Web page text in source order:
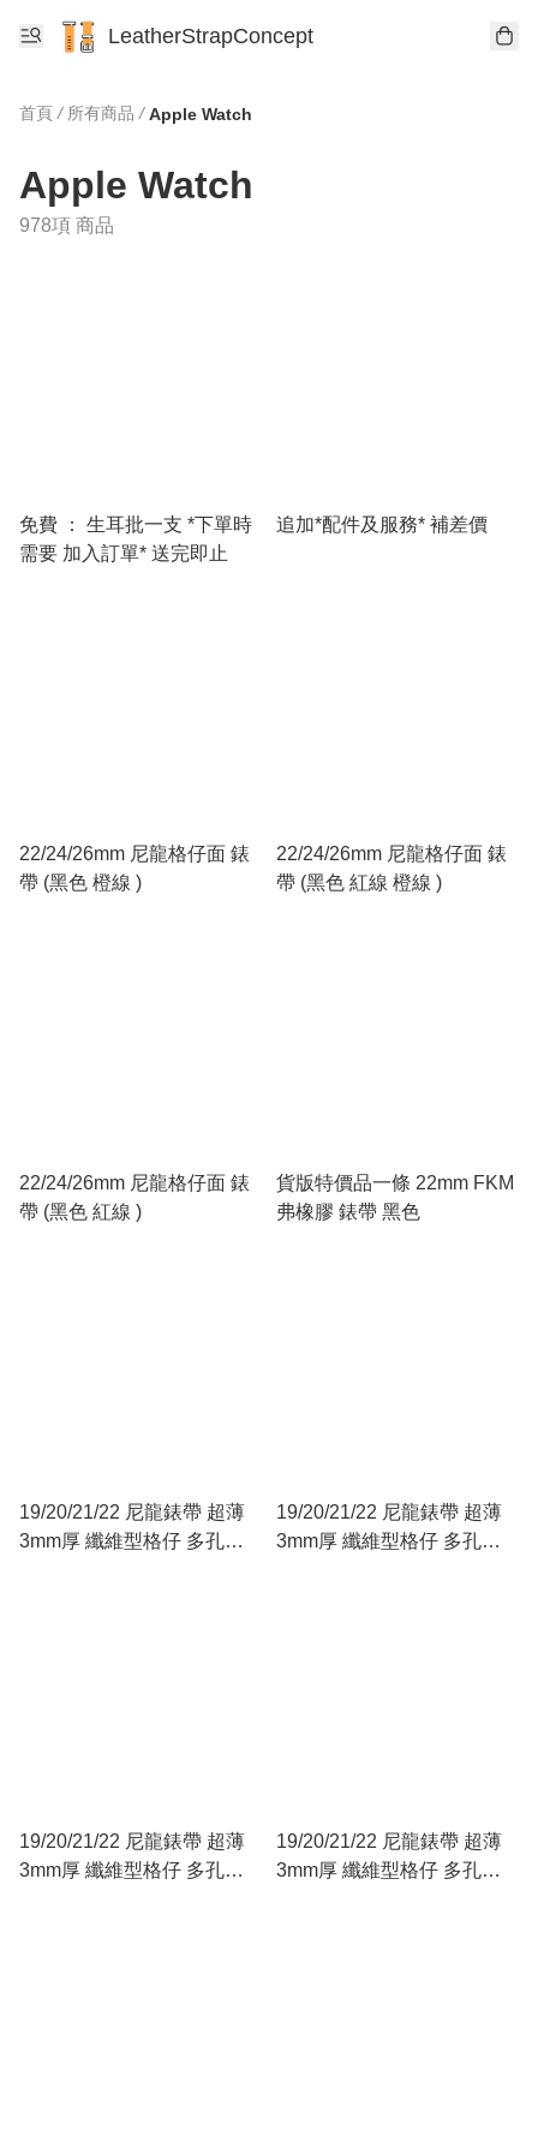
LeatherStrapConcept
首頁 / 所有商品 / Apple Watch
Apple Watch
978項 商品
免費 ： 生耳批一支 *下單時
需要 加入訂單* 送完即止
追加*配件及服務* 補差價
22/24/26mm 尼龍格仔面 錶
帶 (黑色 橙線 )
22/24/26mm 尼龍格仔面 錶
帶 (黑色 紅線 橙線 )
22/24/26mm 尼龍格仔面 錶
帶 (黑色 紅線 )
貨版特價品一條 22mm FKM
弗橡膠 錶帶 黑色
19/20/21/22 尼龍錶帶 超薄
3mm厚 纖維型格仔 多孔
19/20/21/22 尼龍錶帶 超薄
3mm厚 纖維型格仔 多孔
19/20/21/22 尼龍錶帶 超薄
3mm厚 纖維型格仔 多孔
19/20/21/22 尼龍錶帶 超薄
3mm厚 纖維型格仔 多孔